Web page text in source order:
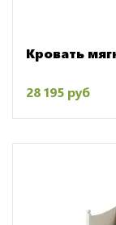
Кровать
28 195 руб